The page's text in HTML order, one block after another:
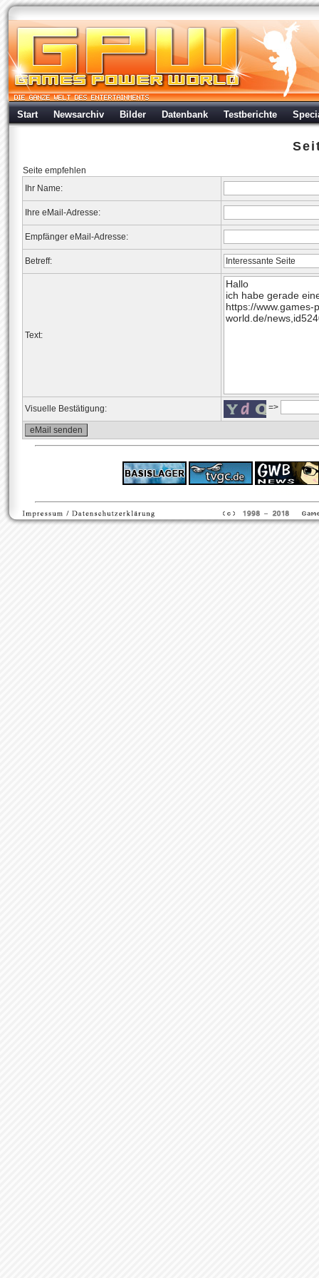
Start Newsarchiv Bilder Datenbank Testberichte
Seite empfehlen
Ihr Name:
Ihre eMail-Adresse:
Empfänger eMail-Adresse:
Betreff:
Text:
Visuelle Bestätigung: =>